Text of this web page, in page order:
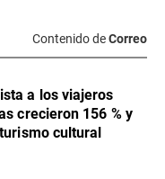
Contenido deCorreo
a los viajeros
crecieron 156 % y
cultural